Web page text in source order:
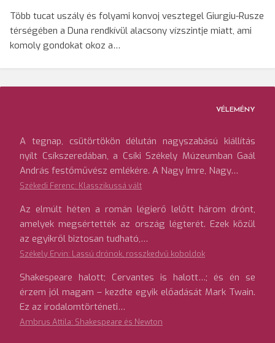
Több tucat uszály és folyami konvoj vesztegel Giurgiu-Rusze
térségében a Duna rendkívül alacsony vízszintje miatt, ami
komoly gondokat okoz a…
VÉLEMÉNY
A tegnap, csütörtökön délután nagyszabású kiállítás
nyílt Csíkszeredában, a Csíki Székely Múzeumban Gaál
András festőművész emlékére. A Nagy Imre, Nagy…
Székedi Ferenc: Klasszikussá vált
Az elmúlt héten a román légierő lelőtt három drónt,
amelyek megsértették az ország légterét. Ezek közül
az egyikről biztosan tudható,…
Székely Ervin: Lassú drónok, rosszkedvű koboldok
Shakespeare halott; Cervantes is halott…; és én se
érzem jól magam – kezdte egyik előadását Mark Twain.
Ez az irodalomtörténeti…
Ambrus Attila: Shakespeare és Newton